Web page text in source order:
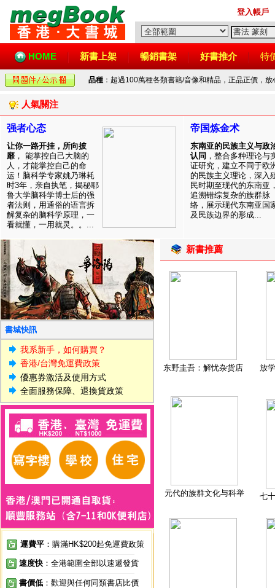
登入帳戶
HOME 新書上架 暢銷書架 好書推介 特
品種 ：超過100萬種各類書籍/音像和精品，正品正價，
人氣關注
强者心态
让你一路开挂，所向披
靡 ， 能掌控自己大脑的
人，才能掌控自己的命
运！脑科学专家姚乃琳耗
时3年，亲自执笔，揭秘耶
鲁大学脑科学博士后的强
者法则，用通俗的语言拆
解复杂的脑科学原理，一
看就懂，一用就灵。。...
帝国炼金术
东南亚的民族主义与政
认同 ，整合多种理论与
证研究，建立不同于欧
的民族主义理论，深入
民时期至现代的东南亚
追溯错综复杂的族群脉
络，展示现代东南亚国
及民族边界的形成...
書城快訊
我系新手，如何購買？
香港/台灣免運費政策
優惠券激活及使用方式
全面服務保障、退換貨政策
運費平 ：購滿HK$200起免運費政策
速度快 ：全港範圍全部以速遞發貨
書價低 ：歡迎與任何同類書店比價
新書推薦
东野圭吾：解忧杂货店 放
元代的族群文化与科举 七